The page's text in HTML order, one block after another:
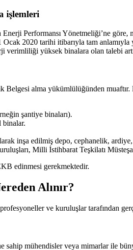
işlemleri
Performansı Yönetmeliği’ne
2020 tarihi itibarıyla tam
verimliliği yüksek binalara olan talebi
alma yükümlülüğünden
şantiye binaları).
binalar.
inşa edilmiş depo, cephanelik, ardiye,
Milli İstihbarat Teşkilatı
edinmesi gerekmektedir.
Alınır?
ve kuruluşlar tarafından
mühendisler veya mimarlar ile